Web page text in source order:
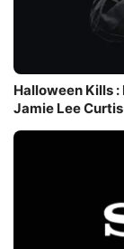
Halloween Kills
Jamie Lee Curtis